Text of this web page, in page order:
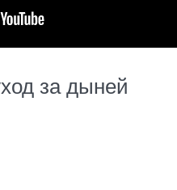
за дыней